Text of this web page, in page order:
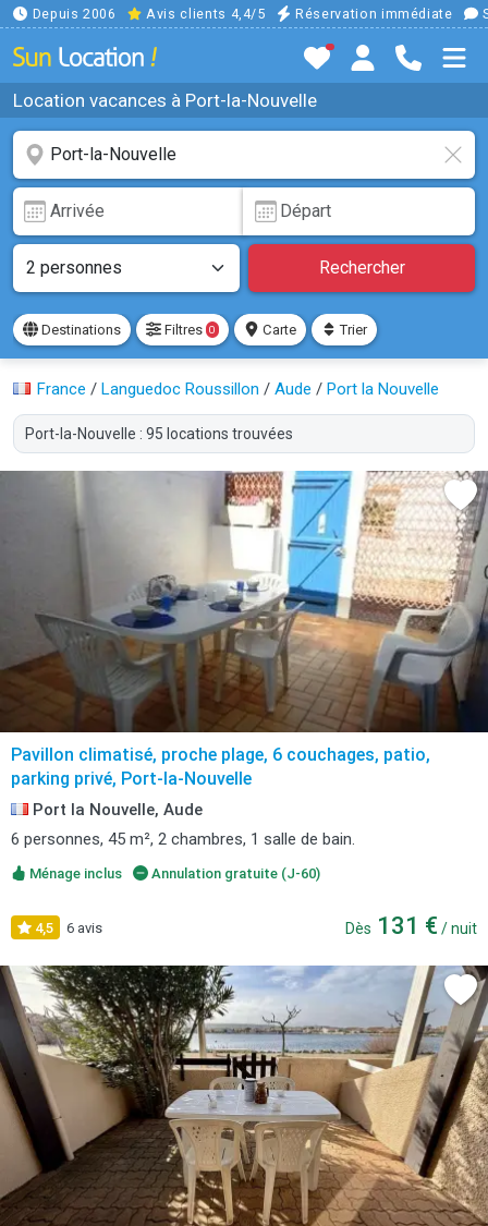
Depuis 2006 Avis clients 4,4/5 Réservation immédiate
Location vacances à Port-la-Nouvelle
Rechercher
Destinations Filtres 0 Carte Trier
France / Languedoc Roussillon / Aude / Port la Nouvelle
Port-la-Nouvelle : 95 locations trouvées
Pavillon climatisé, proche plage, 6 couchages, patio,
parking privé, Port-la-Nouvelle
Port la Nouvelle, Aude
6 personnes, 45 m², 2 chambres, 1 salle de bain.
Ménage inclus Annulation gratuite (J-60)
4,5 6 avis Dès 131 € / nuit